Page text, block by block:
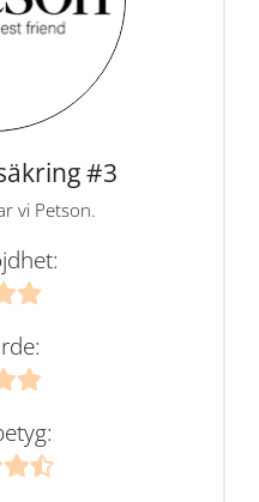
#3
vi Petson.